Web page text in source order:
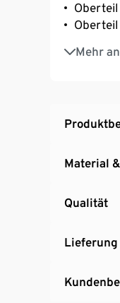
Oberteil
Mehr
Für
Material
Qualität
Lieferung